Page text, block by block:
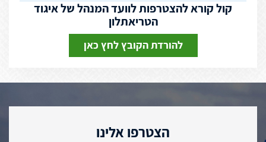
קול קורא להצטרפות לוועד המנהל של איגוד
הטריאתלון
להורדת הקובץ לחץ כאן
הצטרפו אלינו